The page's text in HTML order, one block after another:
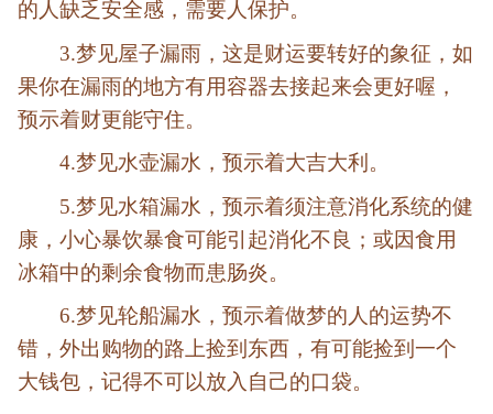
的人缺乏安全感，需要人保护。
3.梦见屋子漏雨，这是财运要转好的象征，如
果你在漏雨的地方有用容器去接起来会更好喔，
预示着财更能守住。
4.梦见水壶漏水，预示着大吉大利。
5.梦见水箱漏水，预示着须注意消化系统的健
康，小心暴饮暴食可能引起消化不良；或因食用
冰箱中的剩余食物而患肠炎。
6.梦见轮船漏水，预示着做梦的人的运势不
错，外出购物的路上捡到东西，有可能捡到一个
大钱包，记得不可以放入自己的口袋。